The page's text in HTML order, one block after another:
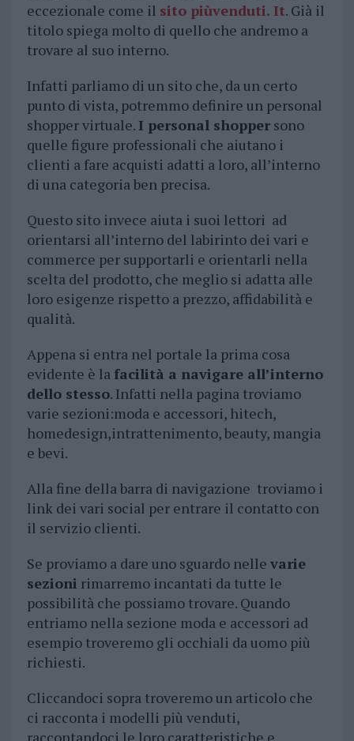
eccezionale come il sito piùvenduti. It. Già il
titolo spiega molto di quello che andremo a
trovare al suo interno.
Infatti parliamo di un sito che, da un certo
punto di vista, potremmo definire un personal
shopper virtuale. I personal shoppersono
quelle figure professionali che aiutano i
clienti a fare acquisti adatti a loro, all’interno
di una categoria ben precisa.
Questo sito invece aiuta i suoi lettori ad
orientarsi all’interno del labirinto dei vari e
commerce per supportarli e orientarli nella
scelta del prodotto, che meglio si adatta alle
loro esigenze rispetto a prezzo, affidabilità e
qualità.
Appena si entra nel portale la prima cosa
evidente è la facilità a navigare all’interno
dello stesso. Infatti nella pagina troviamo
varie sezioni:moda e accessori, hitech,
homedesign,intrattenimento, beauty, mangia
e bevi.
Alla fine della barra di navigazione troviamo i
link dei vari social per entrare il contatto con
il servizio clienti.
Se proviamo a dare uno sguardo nelle varie
sezioni rimarremo incantati da tutte le
possibilità che possiamo trovare. Quando
entriamo nella sezione moda e accessori ad
esempio troveremo gli occhiali da uomo più
richiesti.
Cliccandoci sopra troveremo un articolo che
ci racconta i modelli più venduti,
raccontandoci le loro caratteristiche e